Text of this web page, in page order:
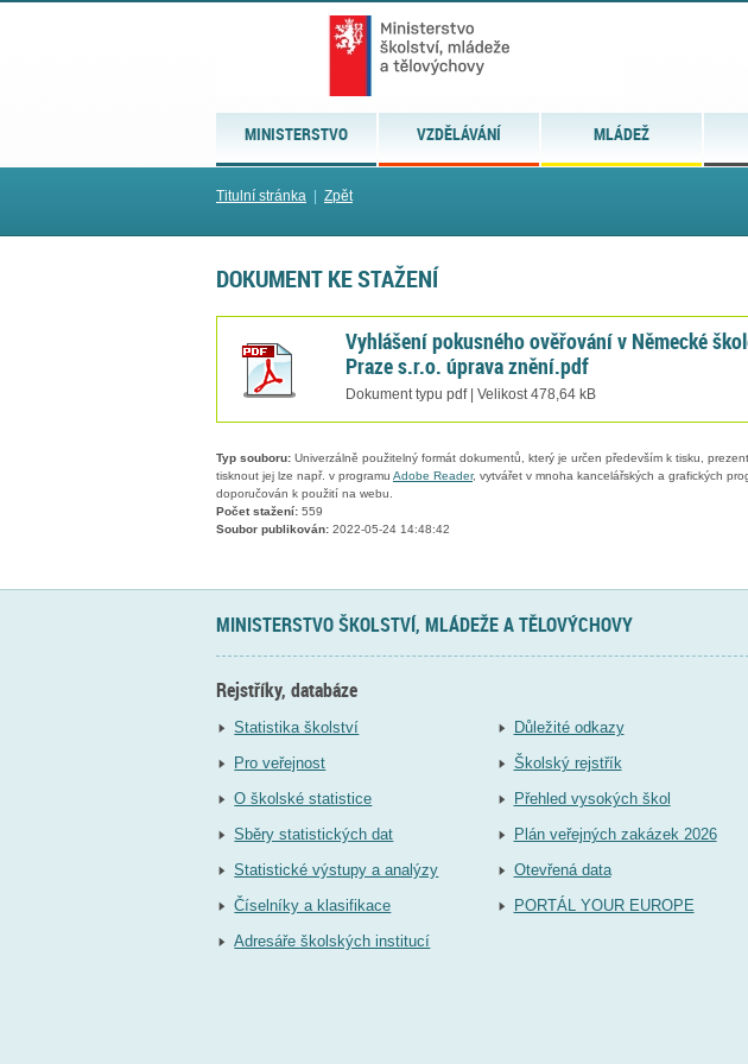
MINISTERSTVO VZDĚLÁVÁNÍ MLÁDEŽ
Titulní stránka Zpět
DOKUMENT KE STAŽENÍ
Vyhlášení pokusného ověřování v Německé
Praze s.r.o. úprava znění.pdf
Dokument typu pdf | Velikost 478,64 kB
Typ souboru: Univerzálně použitelný formát dokumentů, který je určen především k tisku,
tisknout jej lze např. v programu Adobe Reader, vytvářet v mnoha kancelářských a grafických
doporučován k použití na webu.
Počet stažení: 559
Soubor publikován: 2022-05-24 14:48:42
MINISTERSTVO ŠKOLSTVÍ, MLÁDEŽE A TĚLOVÝCHOVY
Rejstříky, databáze
Statistika školství
Pro veřejnost
O školské statistice
Sběry statistických dat
Statistické výstupy a analýzy
Číselníky a klasifikace
Adresáře školských institucí
Důležité odkazy
Školský rejstřík
Přehled vysokých škol
Plán veřejných zakázek 2026
Otevřená data
PORTÁL YOUR EUROPE